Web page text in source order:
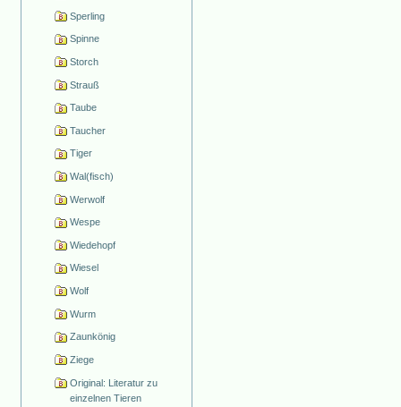
Sperling
Spinne
Storch
Strauß
Taube
Taucher
Tiger
Wal(fisch)
Werwolf
Wespe
Wiedehopf
Wiesel
Wolf
Wurm
Zaunkönig
Ziege
Original: Literatur zu
einzelnen Tieren